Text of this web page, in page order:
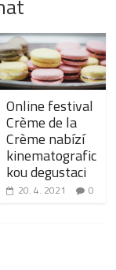
Online festival
Crème de la
Crème nabízí
kinematografic
kou degustaci
20. 4. 2021 0